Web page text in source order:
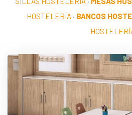
HOSTELERÍA · BANCOS